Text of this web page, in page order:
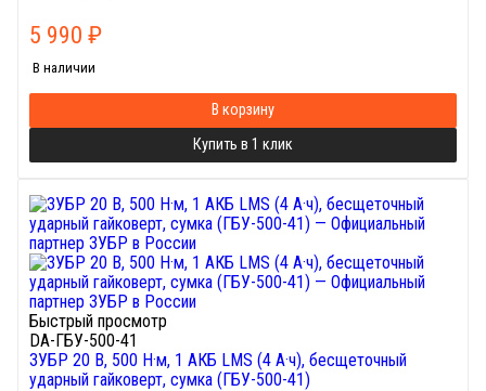
5 990 ₽
В наличии
В корзину
Купить в 1 клик
Быстрый просмотр
DA-ГБУ-500-41
ЗУБР 20 В, 500 Н·м, 1 АКБ LMS (4 А·ч), бесщеточный
ударный гайковерт, сумка (ГБУ-500-41)